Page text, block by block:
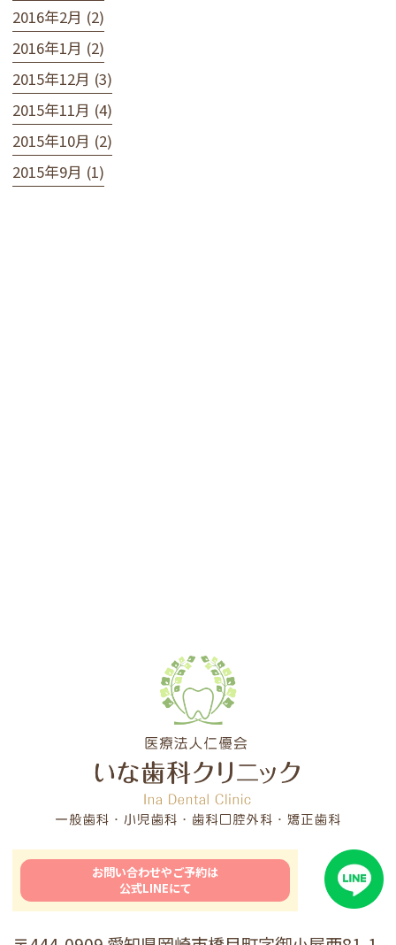
2016年2月 (2)
2016年1月 (2)
2015年12月 (3)
2015年11月 (4)
2015年10月 (2)
2015年9月 (1)
お問い合わせやご予約は
公式LINEにて